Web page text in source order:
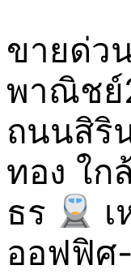
ขายด่ว
พาณิชย์
ถนนสิริ
ทอง ใก
ธร
ออฟฟิศ